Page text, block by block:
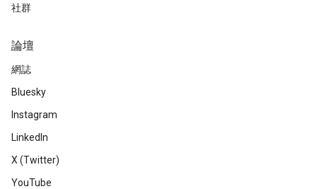
社群
論壇
網誌
Bluesky
Instagram
LinkedIn
X (Twitter)
YouTube